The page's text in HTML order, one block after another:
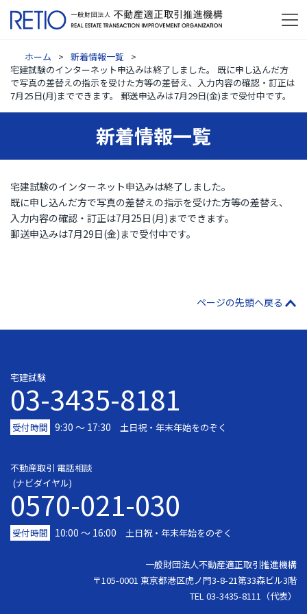
ホーム
新着情報一覧
宅建試験のインターネット申込みは終了しました。 既に申し込んだ方
で写真の差替えの指示を受けた方等の差替え、入力内容の確認・訂正は
7月25日(月)までできます。 郵送申込みは7月29日(金)まで受付中です。
新着情報一覧
宅建試験のインターネット申込みは終了しました。
既に申し込んだ方で写真の差替えの指示を受けた方等の差替え、
入力内容の確認・訂正は7月25日(月)までできます。
郵送申込みは7月29日(金)まで受付中です。
ページの先頭へ戻る
宅建試験
03-3435-8181
受付時間 9:30 〜 17:30 土日祝・年末年始をのぞく
不動産取引 電話相談
(ナビダイヤル)
0570-021-030
受付時間 10:00 ～ 16:00 土日祝・年末年始をのぞく
一般財団法人不動産適正取引推進機構
〒105-0001 東京都港区虎ノ門3-8-21第33森ビル3階
TEL 03-3435-8111（代表）